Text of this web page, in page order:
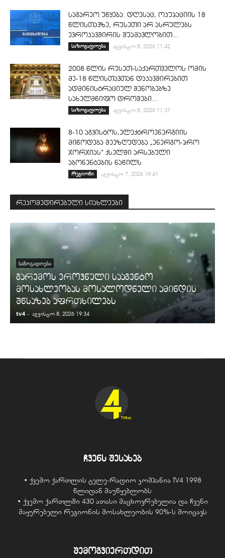
საგარეო უწყება: დღესაც, ოკუპაციის 18
წლისთავზე, რუსეთი არ ასრულებს
ევროკავშირის შუამავლობით...
საზოგადოება აგვისტო 8, 2026 11:42
2008 წლის რუსეთ-საქართველოს ომის
მე-18 წლისთავთან დაკავშირებით
ადმინისტრაციულ შენობებზე
სახელმწიფო დროშები...
საზოგადოება აგვისტო 8, 2026 11:37
8-10 აგვისტოს,ელექტროენერგიის
მიწოდება შეეზღუდება „ენერგო-პრო
ჯორჯიას“ ქსელში არსებული
აბონენტების ნაწილს
რეგიონი აგვისტო 7, 2026 19:41
რეკომედირებული სიახლეები
ᲡᲐᲖᲝᲒᲐᲓᲝᲔᲑᲐ
გარემოს ეროვნული სააგენტო
მოსახლეობას მოსალოდნელი ამინდის
შწსაზებ აფრთხილებს
tv4 - აგვისტო 8, 2026 19:34
ჩვენს შესახებ
• ქვემო ქართლის ტელე-რადიო კომპანია TV4 1998
წლიდან მაუწყებლობს
• ქვემო ქართლში 430 ათასი მაცხოვრებელია და ჩვენი
მაყურებელი რეგიონის მოსახლეობის 90%-ს მოიცავს
შემოგვიერთდით